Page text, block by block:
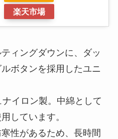
楽天市場
ィングダウンに、ダッ
ボタンを採用したユニ
イロン製。中綿として
しています。
性があるため、長時間